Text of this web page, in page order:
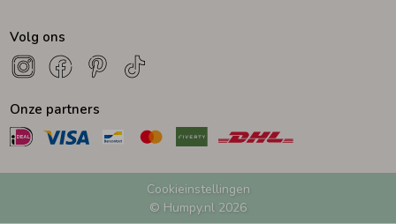
Winteraccessoires
Volg ons
Onze partners
Cookieinstellingen
© Humpy.nl 2026